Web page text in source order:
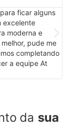
ficar alguns
excelente
moderna e
pude me
completando
a equipe At
da sua